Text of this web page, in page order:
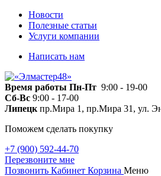
Новости
Полезные статьи
Услуги компании
Написать нам
Время работы Пн-Пт 9:00 - 19-00
Сб-Вс 9:00 - 17-00
Липецк пр.Мира 1, пр.Мира 31, ул.
Поможем сделать покупку
+7 (900) 592-44-70
Перезвоните мне
Позвонить Кабинет Корзина Меню